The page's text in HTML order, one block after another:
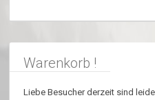
Warenkorb !
Liebe Besucher derzeit sind